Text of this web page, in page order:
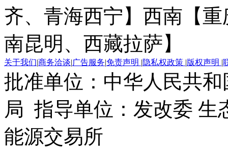
齐、青海西宁】 西南【
南昆明、西藏拉萨】
关于我们|商务洽谈|广告服务|免责声明 |隐私权政策 |版权声明 |
批准单位：中华人民共
局 指导单位：发改委 生
能源交易所